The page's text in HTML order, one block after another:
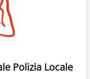
Polizia Locale